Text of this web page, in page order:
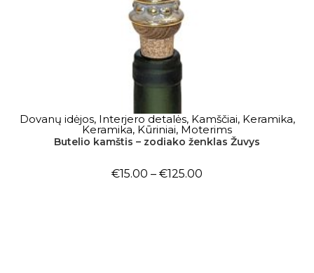
PASIRINKTI SAVYBES
Dovanų idėjos, Interjero detalės, Kamščiai, Keramika,
Keramika, Kūriniai, Moterims
Butelio kamštis – zodiako ženklas Žuvys
€15.00 – €125.00